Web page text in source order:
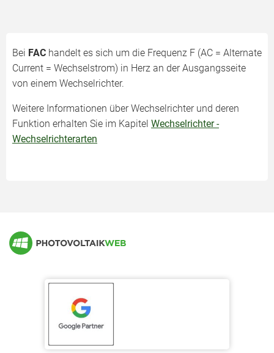
Bei FAC handelt es sich um die Frequenz F (AC = Alternate
Current = Wechselstrom) in Herz an der Ausgangsseite
von einem Wechselrichter.
Weitere Informationen über Wechselrichter und deren
Funktion erhalten Sie im Kapitel Wechselrichter -
Wechselrichterarten